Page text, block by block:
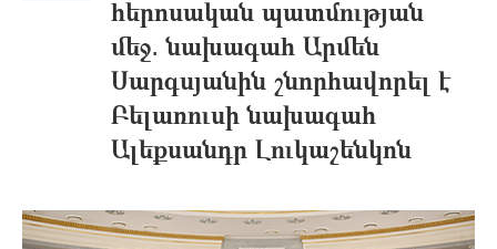
հերոսական պատմության
մեջ․ նախագաh Արմեն
Սարգսյանին շնորհավորել է
Բելառուսի նախագահ
Ալեքսանդր Լուկաշենկոն